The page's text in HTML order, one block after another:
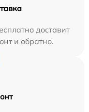
доставит
и обратно.